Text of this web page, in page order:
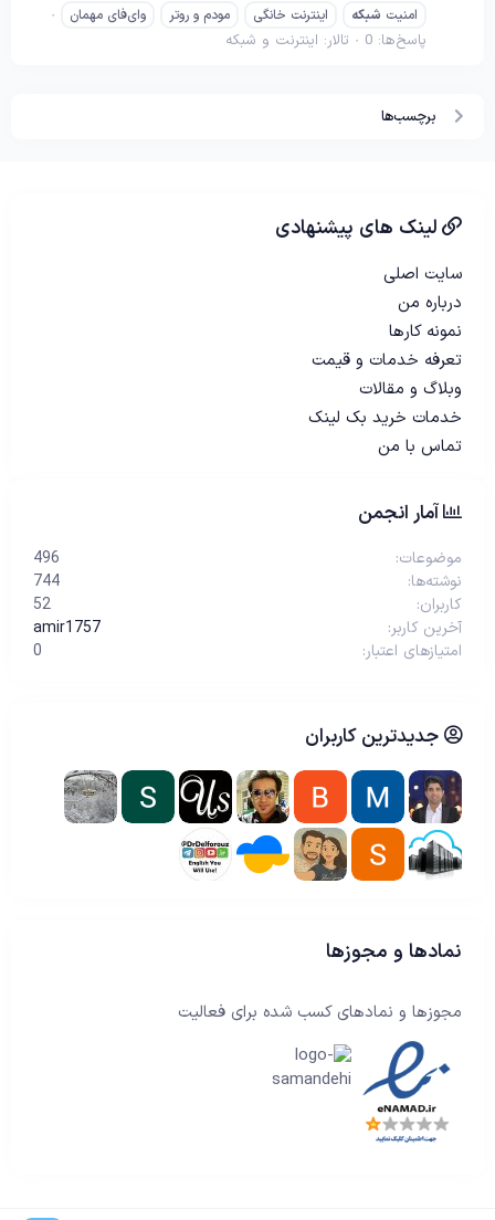
امنیت شبکه اینترنت خانگی مودم و روتر وای‌فای مهمان
پاسخ‌ها: 0 تالار: اینترنت و شبکه
برچسب‌ها
لینک های پیشنهادی
سایت اصلی
درباره من
نمونه کارها
تعرفه خدمات و قیمت
وبلاگ و مقالات
خدمات خرید بک لینک
تماس با من
آمار انجمن
موضوعات
496
نوشته‌ها
744
کاربران
52
آخرین کاربر
amir1757
امتیازهای اعتبار
0
جدیدترین کاربران
نمادها و مجوزها
مجوزها و نمادهای کسب شده برای فعالیت